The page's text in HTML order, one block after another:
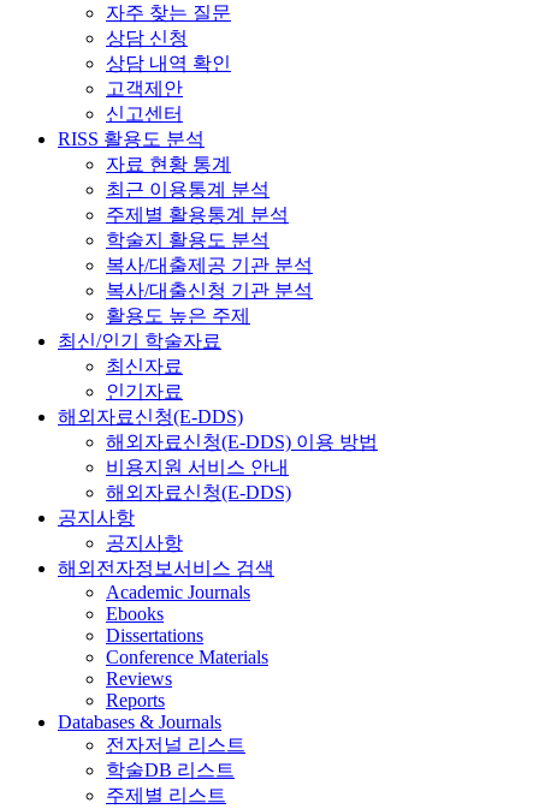
자주 찾는 질문
상담 신청
상담 내역 확인
고객제안
신고센터
RISS 활용도 분석
자료 현황 통계
최근 이용통계 분석
주제별 활용통계 분석
학술지 활용도 분석
복사/대출제공 기관 분석
복사/대출신청 기관 분석
활용도 높은 주제
최신/인기 학술자료
최신자료
인기자료
해외자료신청(E-DDS)
해외자료신청(E-DDS) 이용 방법
비용지원 서비스 안내
해외자료신청(E-DDS)
공지사항
공지사항
해외전자정보서비스 검색
Academic Journals
Ebooks
Dissertations
Conference Materials
Reviews
Reports
Databases & Journals
전자저널 리스트
학술DB 리스트
주제별 리스트